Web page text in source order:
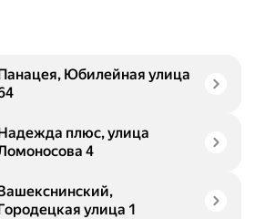
Юбилейная улица
плюс, улица
4
улица 1